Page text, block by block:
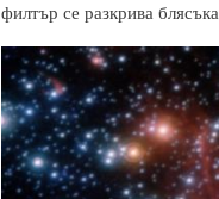
филтър се разкрива